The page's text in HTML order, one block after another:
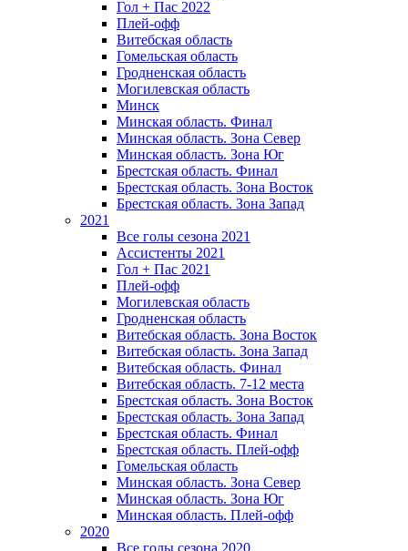
Гол + Пас 2022
Плей-офф
Витебская область
Гомельская область
Гродненская область
Могилевская область
Минск
Mинская область. Финал
Минская область. Зона Север
Минская область. Зона Юг
Брестская область. Финал
Брестская область. Зона Восток
Брестская область. Зона Запад
2021
Все голы сезона 2021
Ассистенты 2021
Гол + Пас 2021
Плей-офф
Могилевская область
Гродненская область
Витебская область. Зона Восток
Витебская область. Зона Запад
Витебская область. Финал
Витебская область. 7-12 места
Брестская область. Зона Восток
Брестская область. Зона Запад
Брестская область. Финал
Брестская область. Плей-офф
Гомельская область
Минская область. Зона Север
Минская область. Зона Юг
Минская область. Плей-офф
2020
Все голы сезона 2020